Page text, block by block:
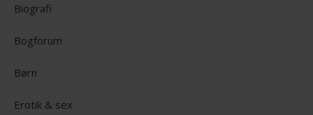
Biografi
Bogforum
Børn
Erotik & sex